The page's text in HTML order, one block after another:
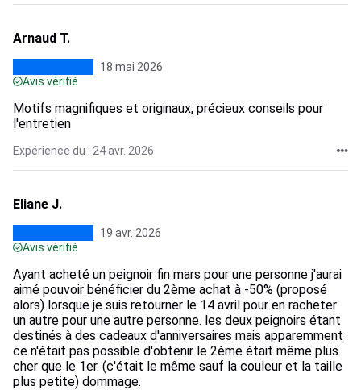
Arnaud T.
18 mai 2026
Avis vérifié
Motifs magnifiques et originaux, précieux conseils pour
l'entretien
Expérience du : 24 avr. 2026
Eliane J.
19 avr. 2026
Avis vérifié
Ayant acheté un peignoir fin mars pour une personne j'aurai
aimé pouvoir bénéficier du 2ème achat à -50% (proposé
alors) lorsque je suis retourner le 14 avril pour en racheter
un autre pour une autre personne. les deux peignoirs étant
destinés à des cadeaux d'anniversaires mais apparemment
ce n'était pas possible d'obtenir le 2ème était même plus
cher que le 1er. (c'était le même sauf la couleur et la taille
plus petite) dommage.